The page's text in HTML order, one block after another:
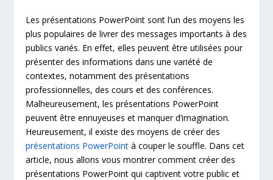
Les présentations PowerPoint sont l’un des moyens les
plus populaires de livrer des messages importants à des
publics variés. En effet, elles peuvent être utilisées pour
présenter des informations dans une variété de
contextes, notamment des présentations
professionnelles, des cours et des conférences.
Malheureusement, les présentations PowerPoint
peuvent être ennuyeuses et manquer d’imagination.
Heureusement, il existe des moyens de créer des
présentations PowerPoint à couper le souffle. Dans cet
article, nous allons vous montrer comment créer des
présentations PowerPoint qui captivent votre public et